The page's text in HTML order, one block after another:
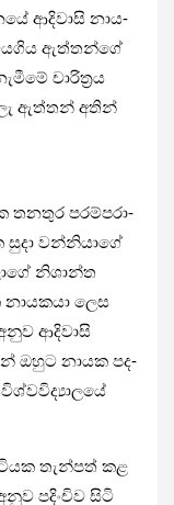
ආදි­වාසි නාය­
ඇත්තන්ගේ
චාරි­ත්‍රය
ඇත්තන් අතින්
තන­තුර පර­ම්ප­රා­
වන්නි­යාගේ
නිශාන්ත
නාය­කයා ලෙස
ආදි­වාසි
ඔහුට නායක පද­
තැන්පත් කළ
පදිං­චිව සිටි